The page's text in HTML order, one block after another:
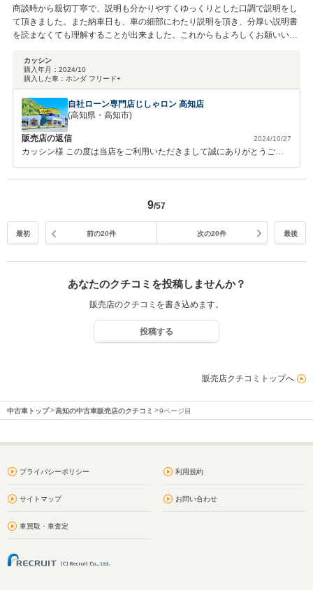
商談時から親切丁寧で、説明も分かりやすくゆっくりとした口調で説明をし
て頂きました。また納車日も、車の細部にわたり説明を頂き、分厚い説明書
を読まなくても理解することが出来ました。これからもよろしくお願いいた
カッシン
購入年月： 2024/10
購入した車： ホンダ フリード+
自社ローン専門店じしゃロン 高知店
(高知県・高知市)
販売店の返信 2024/10/27
カッシン様 この度は当店をご利用いただきまして誠にありがとうござ
いました。 またご不明な点がありましたらいつでもご連絡いただけれ
ばと思います。 宜しくお願いします
9/57
最初 前の20件 次の20件 最後
あなたのクチコミを投稿しませんか？
販売店のクチコミを書き込めます。
投稿する
販売店クチコミトップへ
中古車トップ 高知の中古車販売店のクチコミ 9ページ目
プライバシーポリシー 利用規約
サイトマップ お問い合わせ
車買取・車査定